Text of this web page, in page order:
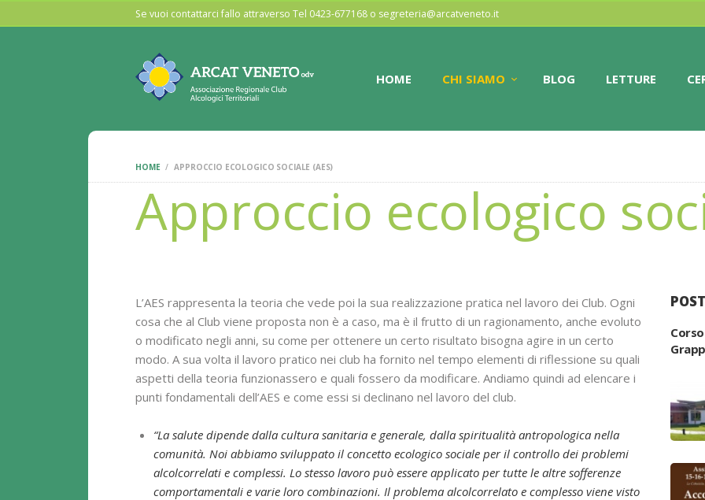
Se vuoi contattarci fallo attraverso Tel 0423-677168 o segreteria@arcatveneto.it
HOME CHI SIAMO BLOG LETTURE
HOME APPROCCIO ECOLOGICO SOCIALE (AES)
Approccio ecologico
Associazione regionale dei club alcologici
HOME
CERCA CLUB
CONTATTI
L’AES rappresenta la teoria che vede poi la sua realizzazione pratica nel lavoro dei Club. Ogni
cosa che al Club viene proposta non è a caso, ma è il frutto di un ragionamento, anche evoluto
o modificato negli anni, su come per ottenere un certo risultato bisogna agire in un certo
modo. A sua volta il lavoro pratico nei club ha fornito nel tempo elementi di riflessione su quali
aspetti della teoria funzionassero e quali fossero da modificare. Andiamo quindi ad elencare i
punti fondamentali dell’AES e come essi si declinano nel lavoro del club.
“La salute dipende dalla cultura sanitaria e generale, dalla spiritualità antropologica nella
comunità. Noi abbiamo sviluppato il concetto ecologico sociale per il controllo dei problemi
alcolcorrelati e complessi. Lo stesso lavoro può essere applicato per tutte le altre sofferenze
comportamentali e varie loro combinazioni. Il problema alcolcorrelato e complesso viene visto